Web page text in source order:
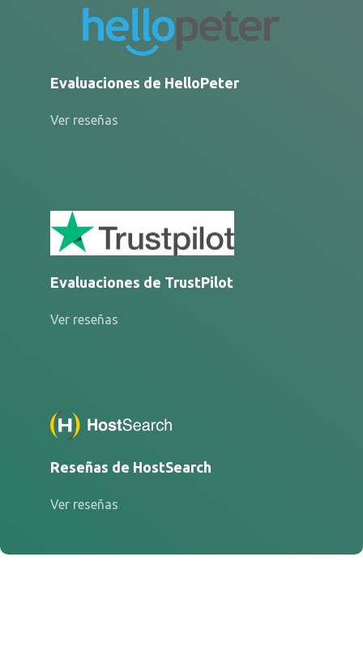
Evaluaciones de HelloPeter
Ver reseñas
Evaluaciones de TrustPilot
Ver reseñas
Reseñas de HostSearch
Ver reseñas